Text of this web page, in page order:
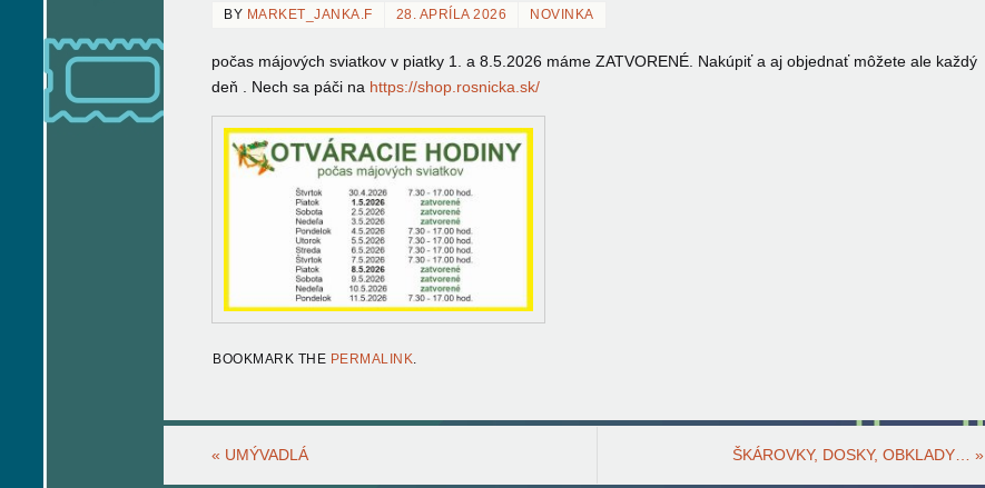
BY MARKET_JANKA.F 28. APRÍLA 2026 NOVINKA
počas májových sviatkov v piatky 1. a 8.5.2026 máme ZATVORENÉ. Nakúpiť a aj objednať môžete ale každý
deň . Nech sa páči na https://shop.rosnicka.sk/
BOOKMARK THE PERMALINK.
« UMÝVADLÁ ŠKÁROVKY, DOSKY, OBKLADY… »